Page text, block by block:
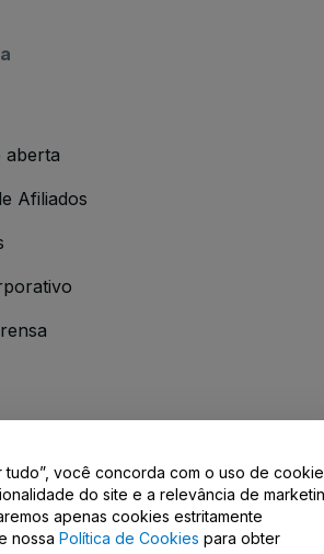
aberta
Afiliados
/ Fale Conosco
tudo”, você concorda com o uso de
do site e a relevância de
apenas cookies estritamente
nossa Política de Cookies para obter